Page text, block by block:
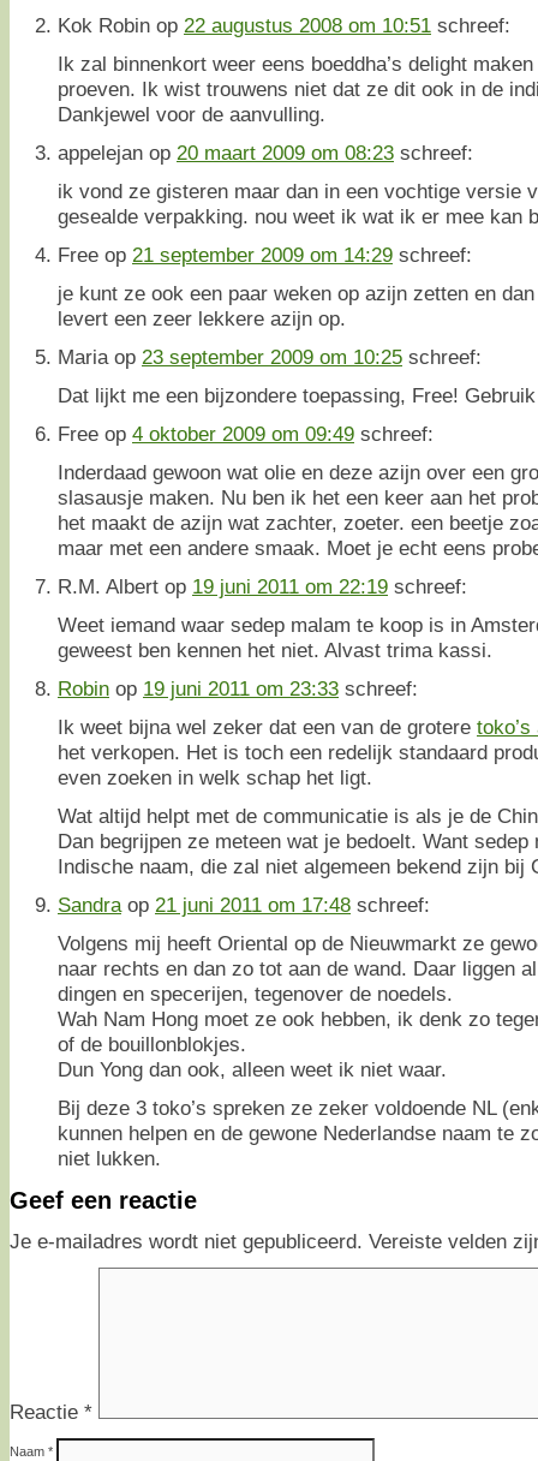
Kok Robin op 22 augustus 2008 om 10:51 schreef:
Ik zal binnenkort weer eens boeddha’s delight
proeven. Ik wist trouwens niet dat ze dit ook in de
Dankjewel voor de aanvulling.
appelejan op 20 maart 2009 om 08:23 schreef:
ik vond ze gisteren maar dan in een vochtige versie
gesealde verpakking. nou weet ik wat ik er mee kan
Free op 21 september 2009 om 14:29 schreef:
je kunt ze ook een paar weken op azijn zetten en
levert een zeer lekkere azijn op.
Maria op 23 september 2009 om 10:25 schreef:
Dat lijkt me een bijzondere toepassing, Free!
Free op 4 oktober 2009 om 09:49 schreef:
Inderdaad gewoon wat olie en deze azijn over een
slasausje maken. Nu ben ik het een keer aan het
het maakt de azijn wat zachter, zoeter. een beetje
maar met een andere smaak. Moet je echt eens
R.M. Albert op 19 juni 2011 om 22:19 schreef:
Weet iemand waar sedep malam te koop is in
geweest ben kennen het niet. Alvast trima kassi.
Robin op 19 juni 2011 om 23:33 schreef:
Ik weet bijna wel zeker dat een van de grotere
het verkopen. Het is toch een redelijk standaard
even zoeken in welk schap het ligt.
Wat altijd helpt met de communicatie is als je de
Dan begrijpen ze meteen wat je bedoelt. Want
Indische naam, die zal niet algemeen bekend zijn bij
Sandra op 21 juni 2011 om 17:48 schreef:
Volgens mij heeft Oriental op de Nieuwmarkt ze
naar rechts en dan zo tot aan de wand. Daar liggen
dingen en specerijen, tegenover de noedels.
Wah Nam Hong moet ze ook hebben, ik denk zo
of de bouillonblokjes.
Dun Yong dan ook, alleen weet ik niet waar.
Bij deze 3 toko’s spreken ze zeker voldoende NL
kunnen helpen en de gewone Nederlandse naam te
niet lukken.
Geef een reactie
Je e-mailadres wordt niet gepubliceerd. Vereiste velden
Reactie *
Naam *